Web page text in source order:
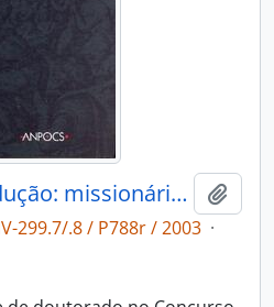
Religião como tradução: missionários, Tupi e Tapuia no Brasil Colonial.
299.7/.8 / P788r / 2003 ·